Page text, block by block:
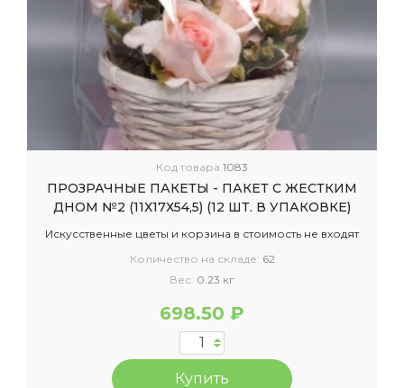
Код товара 1083
ПРОЗРАЧНЫЕ ПАКЕТЫ - ПАКЕТ С ЖЕСТКИМ
ДНОМ №2 (11Х17Х54,5) (12 ШТ. В УПАКОВКЕ)
Искусственные цветы и корзина в стоимость не входят
Количество на складе: 62
Вес: 0.23 кг
698.50 ₽
Купить